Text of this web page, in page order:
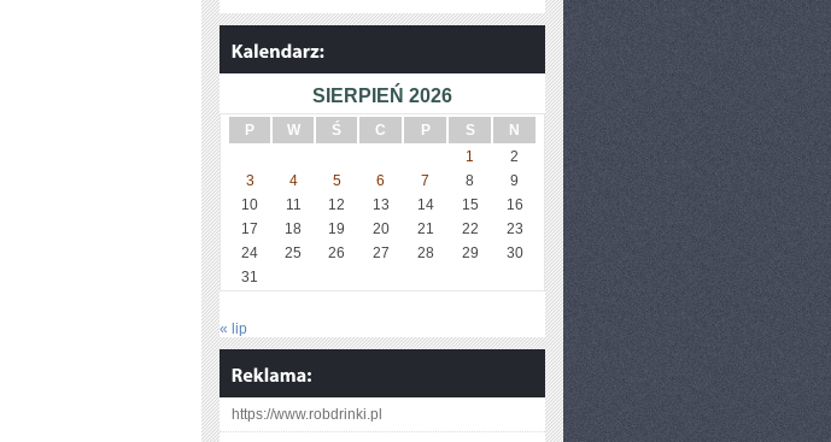
SIERPIEŃ 2026
P W Ś C P S
N
1
2
3
4 5 6 7 8
9
10
11 12 13 14 15
16
17
18 19 20 21 22
23
24
25 26 27 28 29
30
31
« lip
https://www.robdrinki.pl